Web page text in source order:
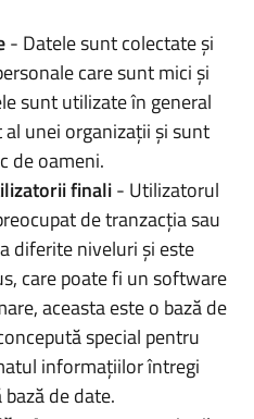
- Datele sunt colectate și
care sunt mici și
sunt utilizate în general
unei organizații și sunt
de oameni.
finali- Utilizatorul
de tranzacția sau
diferite niveluri și este
care poate fi un software
aceasta este o bază de
special pentru
informațiilor întregi
de date.